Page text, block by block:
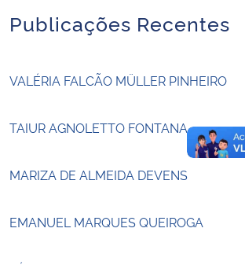
Gabinete de Segurança Institucional
Advocacia-Geral da União
Banco Central do Brasil
Publicações Recentes
VALÉRIA FALCÃO MÜLLER PINHEIRO
TAIUR AGNOLETTO FONTANA
MARIZA DE ALMEIDA DEVENS
EMANUEL MARQUES QUEIROGA